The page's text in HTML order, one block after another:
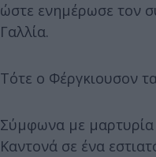
ώστε ενημέρωσε τον
Γαλλία.
Τότε ο Φέργκιουσον
Σύμφωνα με μαρτυρία
Καντονά σε ένα